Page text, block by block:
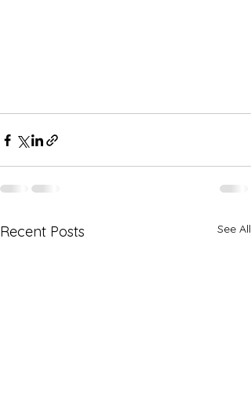
Recent Posts See All